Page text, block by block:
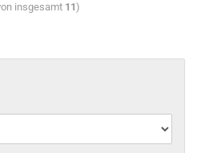
insgesamt 11)